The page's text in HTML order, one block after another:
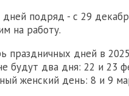
подряд - с 29
на работу.
праздничных дней в
будут два дня: 22 и 23
женский день: 8 и 9